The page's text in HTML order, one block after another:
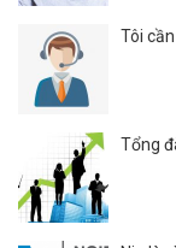
Tôi
Tổng